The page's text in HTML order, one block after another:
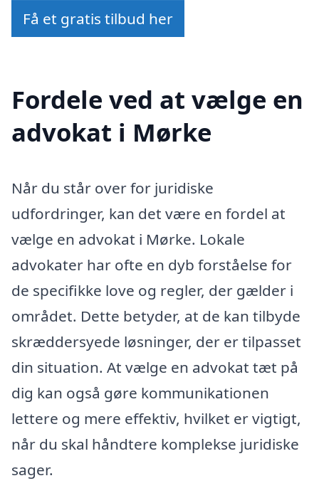
Få et gratis tilbud her
Fordele ved at vælge en
advokat i Mørke
Når du står over for juridiske
udfordringer, kan det være en fordel at
vælge en advokat i Mørke. Lokale
advokater har ofte en dyb forståelse for
de specifikke love og regler, der gælder i
området. Dette betyder, at de kan tilbyde
skræddersyede løsninger, der er tilpasset
din situation. At vælge en advokat tæt på
dig kan også gøre kommunikationen
lettere og mere effektiv, hvilket er vigtigt,
når du skal håndtere komplekse juridiske
sager.